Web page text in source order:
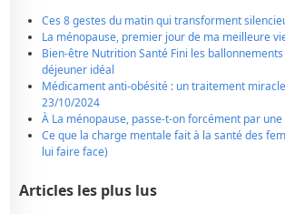
Ces 8 gestes du matin qui transforment
La ménopause, premier jour de ma meilleure
Bien-être Nutrition Santé Fini les
déjeuner idéal
Médicament anti-obésité : un traitement
23/10/2024
À La ménopause, passe-t-on forcément par une
Ce que la charge mentale fait à la santé des
lui faire face)
Articles les plus lus